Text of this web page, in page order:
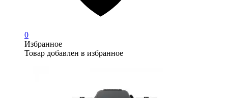
0
Избранное
Товар добавлен в избранное